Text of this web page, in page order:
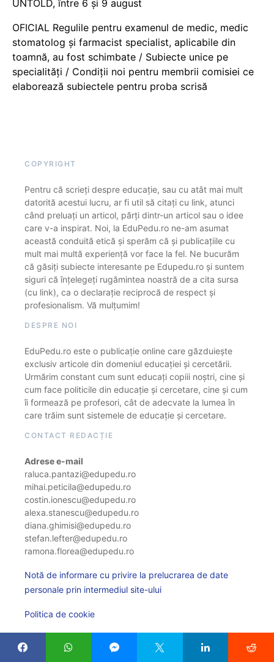
UNTOLD, între 6 și 9 august
OFICIAL Regulile pentru examenul de medic, medic
stomatolog și farmacist specialist, aplicabile din
toamnă, au fost schimbate / Subiecte unice pe
specialități / Condiții noi pentru membrii comisiei ce
elaborează subiectele pentru proba scrisă
COPYRIGHT
Pentru că scrieți despre educație, sau cu atât mai mult
datorită acestui lucru, ar fi util să citați cu link, atunci
când preluați un articol, părți dintr-un articol sau o idee
care v-a inspirat. Noi, la EduPedu.ro ne-am asumat
această conduită etică și sperăm că și publicațiile cu
mult mai multă experiență vor face la fel. Ne bucurăm
că găsiți subiecte interesante pe Edupedu.ro și suntem
siguri că înțelegeți rugămintea noastră de a cita sursa
(cu link), ca o declarație reciprocă de respect și
profesionalism. Vă mulțumim!
DESPRE NOI
EduPedu.ro este o publicație online care găzduiește
exclusiv articole din domeniul educației și cercetării.
Urmărim constant cum sunt educați copiii noștri, cine și
cum face politicile din educație și cercetare, cine și cum
îi formează pe profesori, cât de adecvate la lumea în
care trăim sunt sistemele de educație și cercetare.
CONTACT REDACȚIE
Adrese e-mail
raluca.pantazi@edupedu.ro
mihai.peticila@edupedu.ro
costin.ionescu@edupedu.ro
alexa.stanescu@edupedu.ro
diana.ghimisi@edupedu.ro
stefan.lefter@edupedu.ro
ramona.florea@edupedu.ro
Notă de informare cu privire la prelucrarea de date
personale prin intermediul site-ului
Politica de cookie